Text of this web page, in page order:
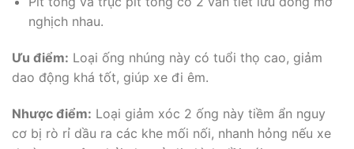
nghịch nhau.
Ưu điểm: Loại ống nhúng này có tuổi thọ cao, giảm
dao động khá tốt, giúp xe đi êm.
Nhược điểm: Loại giảm xóc 2 ống này tiềm ẩn nguy
cơ bị rò rỉ dầu ra các khe mối nối, nhanh hỏng nếu xe